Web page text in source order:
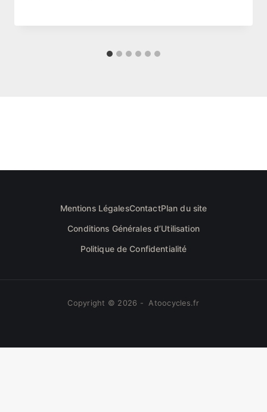
Mentions LégalesContactPlan du site
Conditions Générales d’Utilisation
Politique de Confidentialité
Copyright © 2026 - Atoocycles.fr